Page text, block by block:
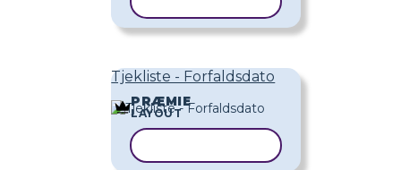
Tjekliste - Forfaldsdato
PRÆMIE
LAYOUT